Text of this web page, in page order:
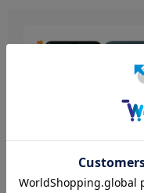
motorola moto g06